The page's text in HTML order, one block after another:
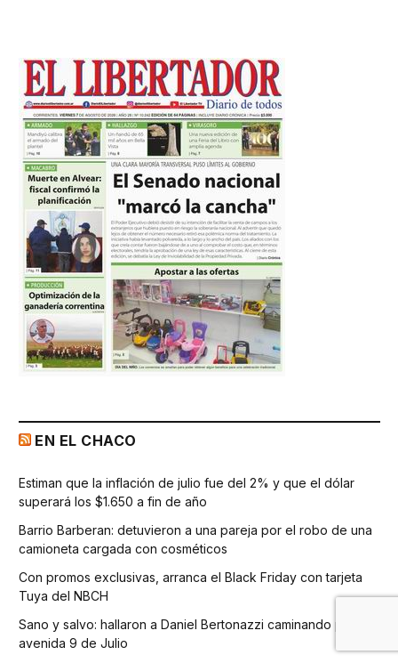
EN EL CHACO
Estiman que la inflación de julio fue del 2% y que el dólar
superará los $1.650 a fin de año
Barrio Barberan: detuvieron a una pareja por el robo de una
camioneta cargada con cosméticos
Con promos exclusivas, arranca el Black Friday con tarjeta
Tuya del NBCH
Sano y salvo: hallaron a Daniel Bertonazzi caminando por la
avenida 9 de Julio